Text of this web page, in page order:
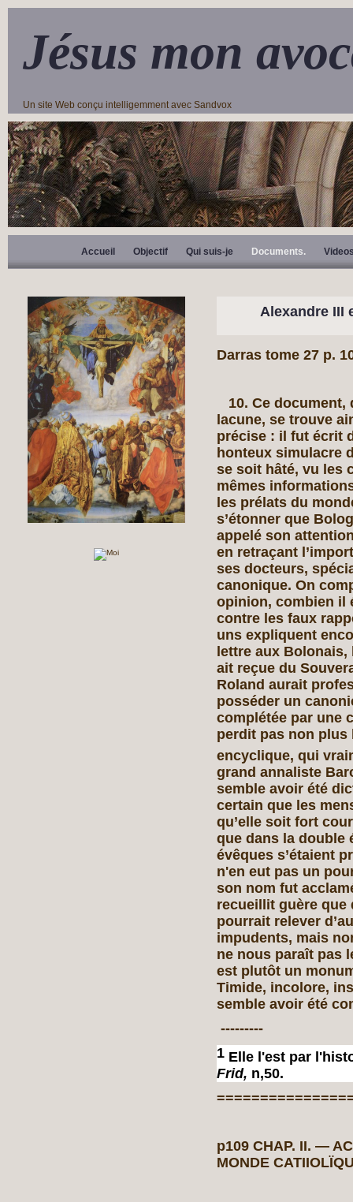
Jésus mon
Un site Web conçu intelligemment avec Sandvox
Accueil Objectif Qui suis-je Documents.
Alexandre III
Darras tome 27 p.
10. Ce document,
lacune, se trouve
précise : il fut écrit
honteux simulacre
se soit hâté, vu les
mêmes
les prélats du
s’étonner que
appelé son
en retraçant
ses docteurs,
canonique. On
opinion, combien il
contre les faux
uns expliquent
lettre aux Bolonais,
ait reçue du
Roland aurait
posséder un
complétée par une
perdit pas non
encyclique, qui
grand annaliste
semble avoir été
certain que les
qu’elle soit fort
que dans la double
évêques s’étaient
n'en eut pas un
son nom fut
recueillit guère que
pourrait relever
impudents, mais
ne nous paraît pas
est plutôt un
Timide, incolore,
semble avoir été
---------
1 Elle l'est par
Frid, n,50.
p109 CHAP. II. —
MONDE